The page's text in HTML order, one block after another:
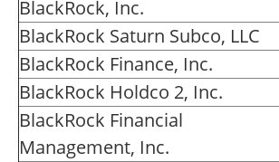
BlackRock, Inc.
BlackRock Saturn Subco, LLC
BlackRock Finance, Inc.
BlackRock Holdco 2, Inc.
BlackRock Financial
Management, Inc.